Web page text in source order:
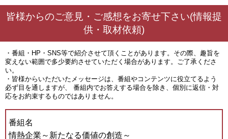
皆様からのご意見・ご感想をお寄せ下さい(情報提
供・取材依頼)
・番組・HP・SNS等で紹介させて頂くことがあります。その際、趣旨を
変えない範囲で多少要約させていただく場合があります。ご了承くださ
い。
・皆様からいただいたメッセージは、番組やコンテンツに役立てるよう
必ず目を通しますが、 番組内でお答えする場合を除き、個別に返信・対
応をお約束するものではありません。
番組名
情熱企業～新たなる価値の創造～